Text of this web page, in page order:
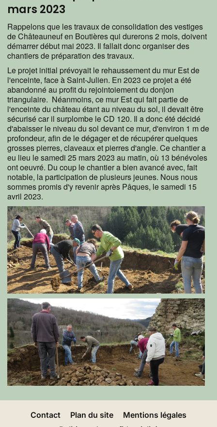
mars 2023
Rappelons que les travaux de consolidation des vestiges
de Châteauneuf en Boutières qui durerons 2 mois, doivent
démarrer début mai 2023. Il fallait donc organiser des
chantiers de préparation des travaux.
Le projet initial prévoyait le rehaussement du mur Est de
l'enceinte, face à Saint-Julien. En 2023 ce projet a été
abandonné au profit du rejointoiement du donjon
triangulaire. Néanmoins, ce mur Est qui fait partie de
l'enceinte du château étant au niveau du sol, il devait être
sécurisé car il surplombe le CD 120. Il a donc été décidé
d'abaisser le niveau du sol devant ce mur, d'environ 1 m de
profondeur, afin de le dégager et de récupérer quelques
grosses pierres, claveaux et pierres d'angle. Ce chantier a
eu lieu le samedi 25 mars 2023 au matin, où 13 bénévoles
ont oeuvré. Du coup le chantier a bien avancé avec, fait
notable, la participation de plusieurs jeunes. Nous nous
sommes promis d'y revenir après Pâques, le samedi 15
avril 2023.
Contact Plan du site
Mentions légales